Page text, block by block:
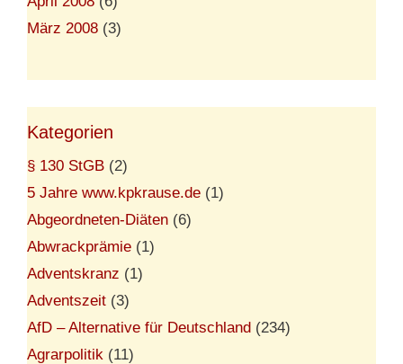
März 2008 (3)
Kategorien
§ 130 StGB (2)
5 Jahre www.kpkrause.de (1)
Abgeordneten-Diäten (6)
Abwrackprämie (1)
Adventskranz (1)
Adventszeit (3)
AfD – Alternative für Deutschland (234)
Agrarpolitik (11)